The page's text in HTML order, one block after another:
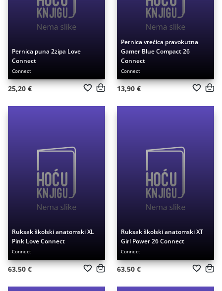
Pernica puna 2zipa Love
Connect
Connect
25,20 €
Pernica vrećica pravokutna
Gamer Blue Compact 26
Connect
Connect
13,90 €
Ruksak školski anatomski XL
Pink Love Connect
Connect
63,50 €
Ruksak školski anatomski XT
Girl Power 26 Connect
Connect
63,50 €